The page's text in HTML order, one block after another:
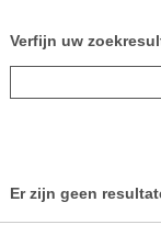
Verfijn uw
Er zijn geen